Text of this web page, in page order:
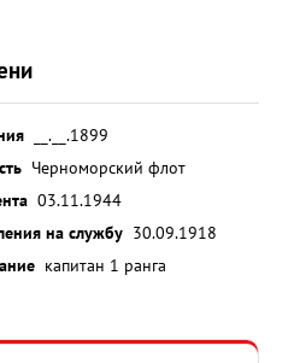
__.__.1899
Черноморский флот
03.11.1944
на службу 30.09.1918
капитан 1 ранга